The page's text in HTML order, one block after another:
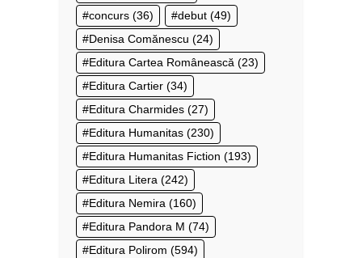
concurs (36) debut (49)
Denisa Comănescu (24)
Editura Cartea Românească (23)
Editura Cartier (34)
Editura Charmides (27)
Editura Humanitas (230)
Editura Humanitas Fiction (193)
Editura Litera (242)
Editura Nemira (160)
Editura Pandora M (74)
Editura Polirom (594)